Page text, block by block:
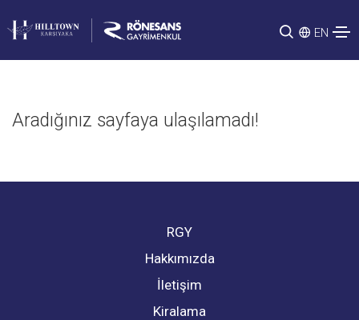
EN
Aradığınız sayfaya ulaşılamadı!
RGY
Hakkımızda
İletişim
Kiralama